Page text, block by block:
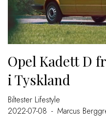
Opel Kadett D
i Tyskland
Biltester Lifestyle
2022-07-08 - Marcus